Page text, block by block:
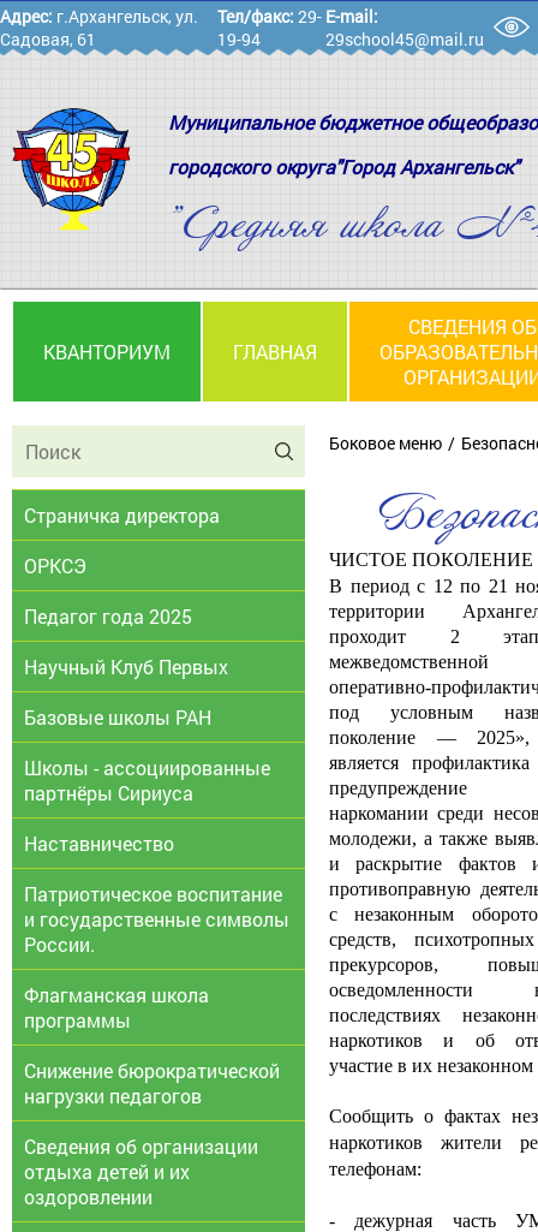
Адрес: г.Архангельск, ул.
Садовая, 61
Тел/факс: 29-
19-94
E-mail:
29school45@mail.ru
Муниципальное бюджетное
городского округа"Город Архангельск"
"Средняя школа
КВАНТОРИУМ ГЛАВНАЯ
СВЕДЕНИЯ ОБ
Страничка директора
ОРКСЭ
Педагог года 2025
Научный Клуб Первых
Базовые школы РАН
Школы - ассоциированные
партнёры Сириуса
Наставничество
Патриотическое воспитание
и государственные символы
России.
Флагманская школа
программы
Снижение бюрократической
нагрузки педагогов
Сведения об организации
отдыха детей и их
оздоровлении
Боковое меню
ЧИСТОЕ ПОКОЛЕНИЕ
В период с 12 по 21
территории
проходит 2 этап
оперативно-
под условным
поколение — 2025»,
является
предупреждение
наркомании среди
молодежи, а также
и раскрытие фактов
противоправную
с незаконным
средств,
прекурсоров,
последствиях
наркотиков и об
участие в их незаконном
Сообщить о фактах
наркотиков жители
телефонам:
- дежурная часть